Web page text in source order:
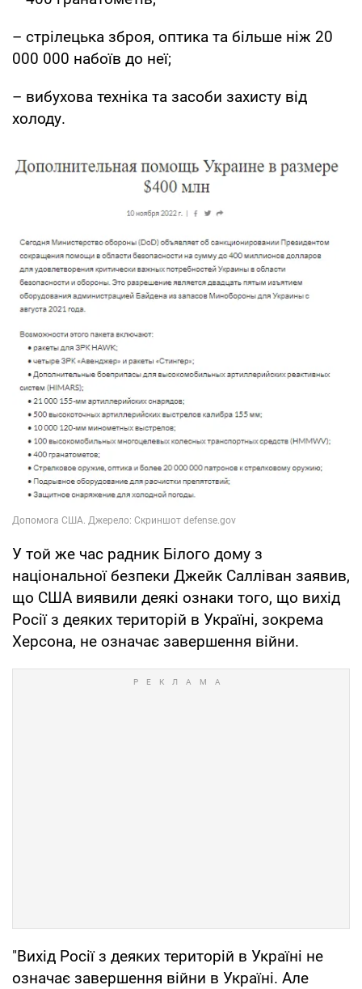
– стрілецька зброя, оптика та більше ніж 20
000 000 набоїв до неї;
– вибухова техніка та засоби захисту від
холоду.
У той же час радник Білого дому з
національної безпеки Джейк Салліван заявив,
що США виявили деякі ознаки того, що вихід
Росії з деяких територій в Україні, зокрема
Херсона, не означає завершення війни.
"Вихід Росії з деяких територій в Україні не
означає завершення війни в Україні. Але